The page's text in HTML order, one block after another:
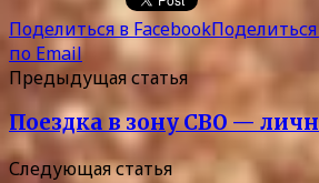
Поделиться в Facebook
по Email
Предыдущая статья
Поездка в зону СВО —
Следующая статья